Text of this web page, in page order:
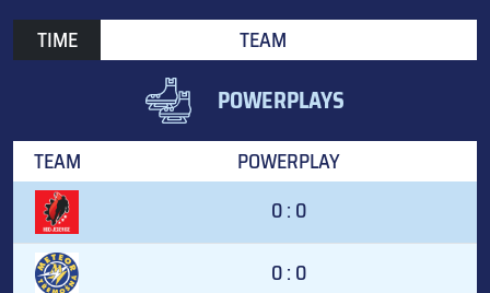
TIME TEAM
POWERPLAYS
TEAM
POWERPLAY
0 : 0
0 : 0